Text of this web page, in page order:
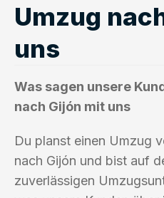
Umzug
uns
Was sagen unsere
nach Gijón mit uns
Du planst einen Umzug
nach Gijón und bist auf
zuverlässigen